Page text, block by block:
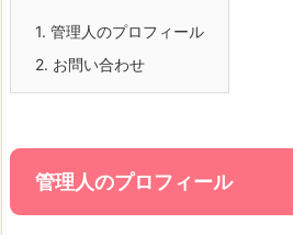
1. 管理人のプロフィール
2. お問い合わせ
管理人のプロフィール